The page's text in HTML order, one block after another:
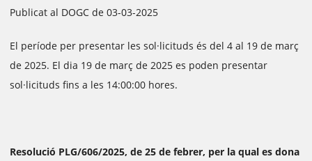
Publicat al DOGC de 03-03-2025
El període per presentar les sol·licituds és del 4 al 19 de març
de 2025. El dia 19 de març de 2025 es poden presentar
sol·licituds fins a les 14:00:00 hores.
Resolució PLG/606/2025, de 25 de febrer, per la qual es dona